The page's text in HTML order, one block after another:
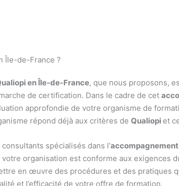
Île-de-France ?
en Île-de-France, que nous proposons,
de certification. Dans le cadre de cet
approfondie de votre organisme de
répond déjà aux critères de Qualiopi et
spécialisés dans l’
organisation est conforme aux exigences
en œuvre des procédures et des pratiques
et l’efficacité de votre offre de formation.